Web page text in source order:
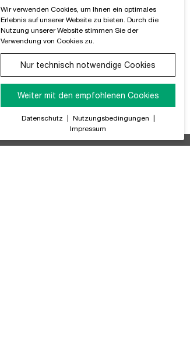
Wir verwenden Cookies, um Ihnen ein optimales
Erlebnis auf unserer Website zu bieten. Durch die
Nutzung unserer Website stimmen Sie der
Verwendung von Cookies zu.
Nur technisch notwendige Cookies
Weiter mit den empfohlenen Cookies
Datenschutz | Nutzungsbedingungen |
Impressum